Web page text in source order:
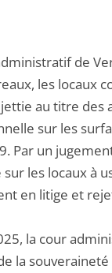
de
les locaux
au titre des
sur les
Par un
les locaux à
en litige et
la cour
la